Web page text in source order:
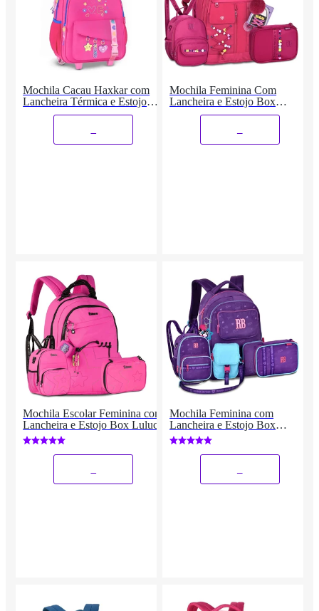
Mochila Cacau Haxkar com
Lancheira Térmica e Estojo
Mochila Feminina Com
Lancheira e Estojo Box
Rebecca Bonbon
Mochila Escolar Feminina com
Lancheira e Estojo Box Luluca
Mochila Feminina com
Lancheira e Estojo Box
Rebecca Bonbon